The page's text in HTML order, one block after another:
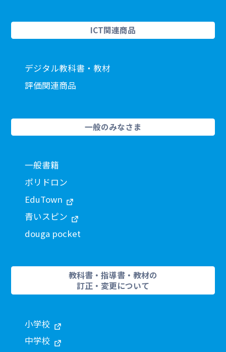
ICT関連商品
デジタル教科書・教材
評価関連商品
一般のみなさま
一般書籍
ポリドロン
EduTown
青いスピン
douga pocket
教科書・指導書・教材の
訂正・変更について
小学校
中学校